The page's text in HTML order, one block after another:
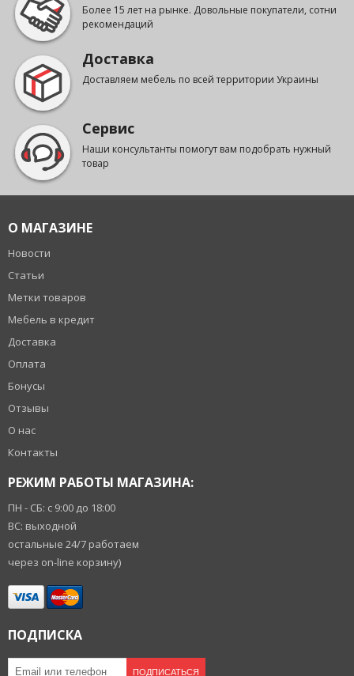
Более 15 лет на рынке. Довольные покупатели, сотни
рекомендаций
Доставка
Доставляем мебель по всей территории Украины
Сервис
Наши консультанты помогут вам подобрать нужный
товар
О МАГАЗИНЕ
Новости
Статьи
Метки товаров
Мебель в кредит
Доставка
Оплата
Бонусы
Отзывы
О нас
Контакты
РЕЖИМ РАБОТЫ МАГАЗИНА:
ПН - СБ: с 9:00 до 18:00
ВС: выходной
остальные 24/7 работаем
через on-line корзину)
ПОДПИСКА
ПОДПИСАТЬСЯ